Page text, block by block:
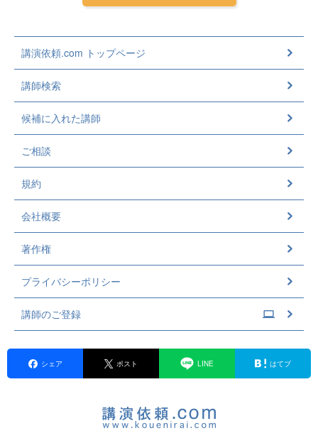
講演依頼.com トップページ
講師検索
候補に入れた講師
ご相談
規約
会社概要
著作権
プライバシーポリシー
講師のご登録
シェア ポスト LINE はてブ